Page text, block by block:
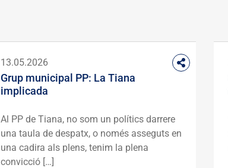
13.05.2026
Grup municipal PP: La Tiana
implicada
Al PP de Tiana, no som un polítics darrere
una taula de despatx, o només asseguts en
una cadira als plens, tenim la plena
convicció […]